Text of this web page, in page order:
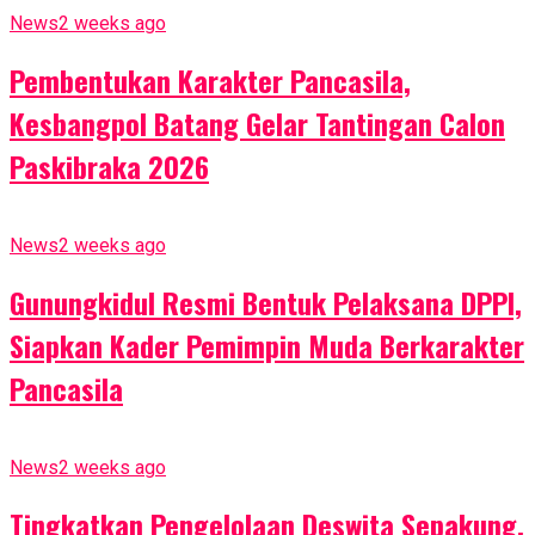
News2 weeks ago
Pembentukan Karakter Pancasila,
Kesbangpol Batang Gelar Tantingan Calon
Paskibraka 2026
News2 weeks ago
Gunungkidul Resmi Bentuk Pelaksana DPPI,
Siapkan Kader Pemimpin Muda Berkarakter
Pancasila
News2 weeks ago
Tingkatkan Pengelolaan Deswita Sepakung,